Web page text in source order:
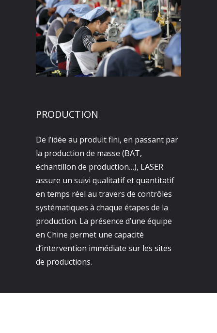
PRODUCTION
De l’idée au produit fini, en passant par
la production de masse (BAT,
échantillon de production…), LASER
assure un suivi qualitatif et quantitatif
en temps réel au travers de contrôles
systématiques à chaque étapes de la
production. La présence d’une équipe
en Chine permet une capacité
d’intervention immédiate sur les sites
de productions.